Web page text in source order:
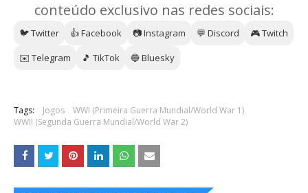
conteúdo exclusivo nas redes sociais:
🐦 Twitter 👍 Facebook 📷 Instagram 💬 Discord
🎮 Twitch
✉️ Telegram
🎵 TikTok 🔵 Bluesky
Tags: Jogos
WWI (Primeira Guerra Mundial/World War 1)
WWII (Segunda Guerra Mundial/World War 2)